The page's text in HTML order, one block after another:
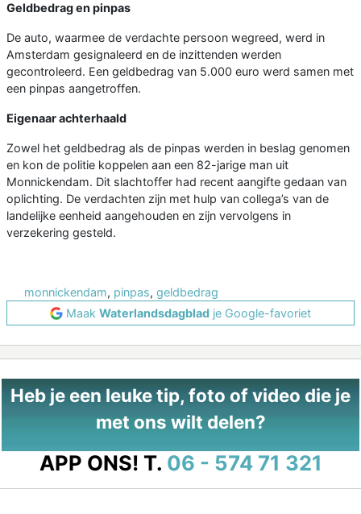
Geldbedrag en pinpas
De auto, waarmee de verdachte persoon wegreed, werd in
Amsterdam gesignaleerd en de inzittenden werden
gecontroleerd. Een geldbedrag van 5.000 euro werd samen met
een pinpas aangetroffen.
Eigenaar achterhaald
Zowel het geldbedrag als de pinpas werden in beslag genomen
en kon de politie koppelen aan een 82-jarige man uit
Monnickendam. Dit slachtoffer had recent aangifte gedaan van
oplichting. De verdachten zijn met hulp van collega’s van de
landelijke eenheid aangehouden en zijn vervolgens in
verzekering gesteld.
monnickendam, pinpas, geldbedrag
Maak Waterlandsdagblad je Google-favoriet
Heb je een leuke tip, foto of video die je
met ons wilt delen?
APP ONS! T. 06 - 574 71 321